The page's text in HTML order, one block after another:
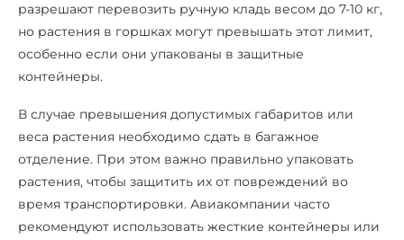
разрешают перевозить ручную кладь весом до 7-10 кг,
но растения в горшках могут превышать этот лимит,
особенно если они упакованы в защитные
контейнеры.
В случае превышения допустимых габаритов или
веса растения необходимо сдать в багажное
отделение. При этом важно правильно упаковать
растения, чтобы защитить их от повреждений во
время транспортировки. Авиакомпании часто
рекомендуют использовать жесткие контейнеры или